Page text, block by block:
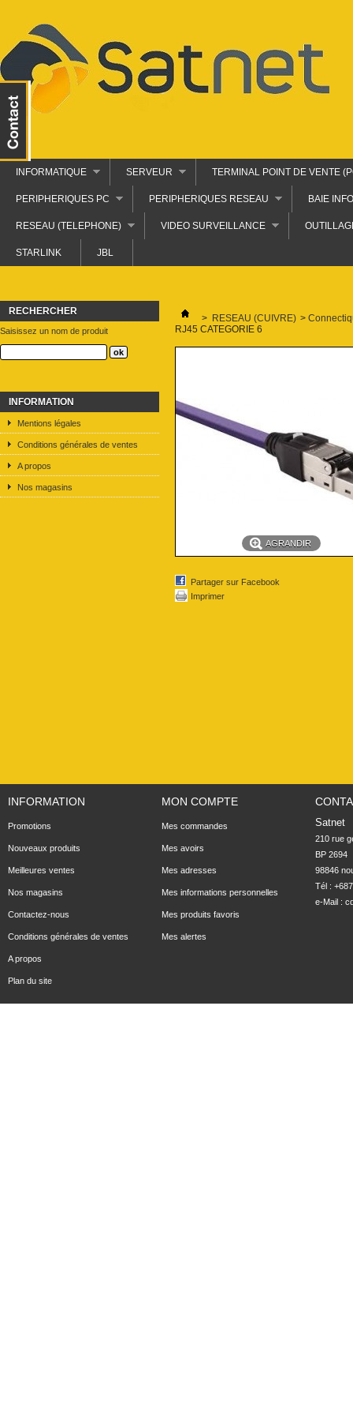
INFORMATIQUE SERVEUR TERMINAL POINT DE VENTE
PERIPHERIQUES PC PERIPHERIQUES RESEAU BAIE
RESEAU (TELEPHONE) VIDEO SURVEILLANCE
STARLINK JBL
RECHERCHER
Saisissez un nom de produit
INFORMATION
Mentions légales
Conditions générales de ventes
A propos
Nos magasins
> RESEAU (CUIVRE) >
RJ45 CATEGORIE 6
AGRANDIR
Partager sur Facebook
Imprimer
INFORMATION
Promotions
Nouveaux produits
Meilleures ventes
Nos magasins
Contactez-nous
Conditions générales de ventes
A propos
Plan du site
MON COMPTE
Mes commandes
Mes avoirs
Mes adresses
Mes informations personnelles
Mes produits favoris
Mes alertes
Satnet
210 rue
BP 2694
98846
Tél :
e-Mail :